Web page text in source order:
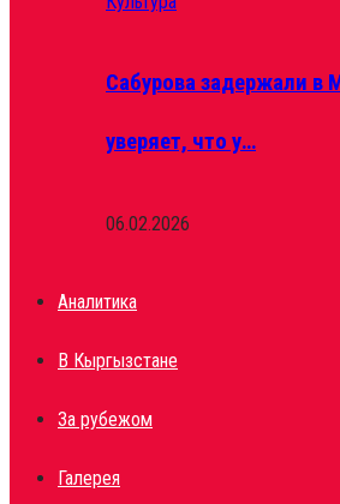
Сабурова задержали в
уверяет, что у…
06.02.2026
Аналитика
В Кыргызстане
За рубежом
Галерея